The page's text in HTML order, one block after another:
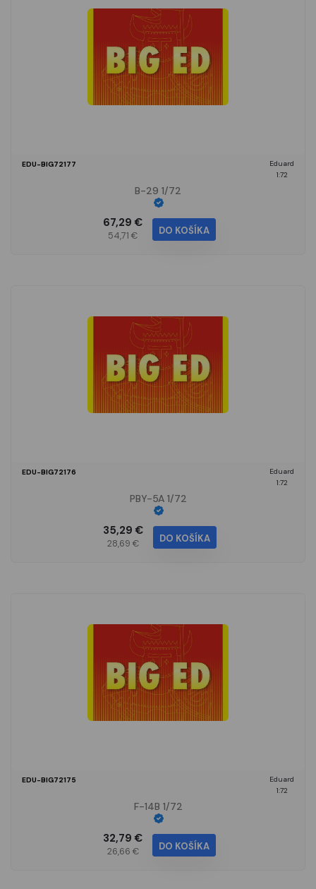
EDU-BIG72177
Eduard
1:72
B-29 1/72
67,29 €
54,71 € DO KOŠÍKA
EDU-BIG72176
Eduard
1:72
PBY-5A 1/72
35,29 €
28,69 € DO KOŠÍKA
EDU-BIG72175
Eduard
1:72
F-14B 1/72
32,79 €
26,66 € DO KOŠÍKA